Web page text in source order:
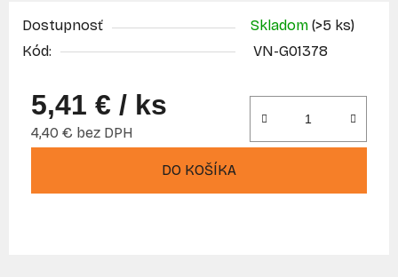
Dostupnosť Skladom (>5 ks)
Kód:
VN-G01378
5,41 € / ks
4,40 € bez DPH
DO KOŠÍKA